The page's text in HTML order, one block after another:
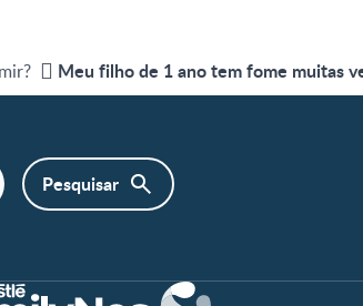
Meu filho de 1 ano tem fome muitas